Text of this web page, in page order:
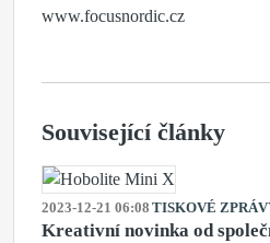
www.focusnordic.cz
Související články
2023-12-21 06:08 TISKOVÉ
Kreativní novinka od